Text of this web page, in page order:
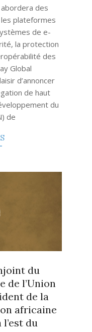
des
plateformes
de e-
la protection
des
Global
d’annoncer
de haut
du
de
du
de l’Union
de la
africaine
du